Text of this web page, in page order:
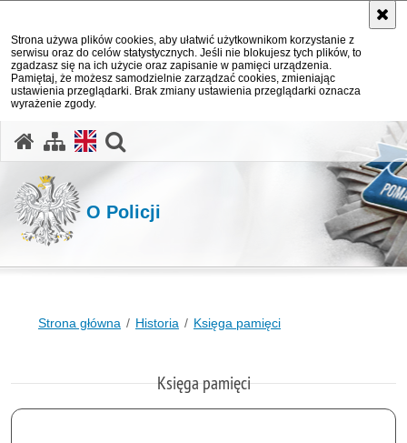
Strona używa plików cookies, aby ułatwić użytkownikom korzystanie z
serwisu oraz do celów statystycznych. Jeśli nie blokujesz tych plików, to
zgadzasz się na ich użycie oraz zapisanie w pamięci urządzenia.
Pamiętaj, że możesz samodzielnie zarządzać cookies, zmieniając
ustawienia przeglądarki. Brak zmiany ustawienia przeglądarki oznacza
wyrażenie zgody.
O Policji
Strona główna Historia Księga pamięci
Księga pamięci